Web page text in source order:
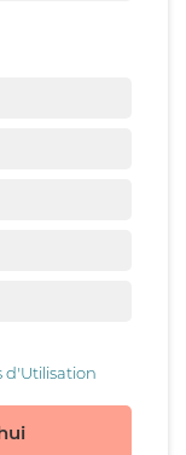
d'Utilisation